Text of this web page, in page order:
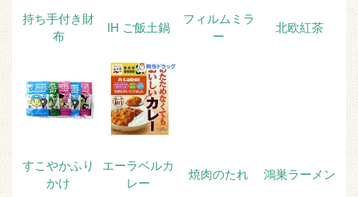
持ち手付き財
布
IH ご飯土鍋
フィルムミラ
ー
北欧紅茶
すこやかふり
かけ
エーラベルカ
レー
焼肉のたれ 鴻巣ラーメン